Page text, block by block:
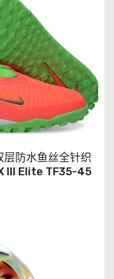
层防水鱼丝全针织
III Elite TF35-45